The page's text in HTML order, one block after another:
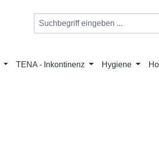
TENA - Inkontinenz Hygiene